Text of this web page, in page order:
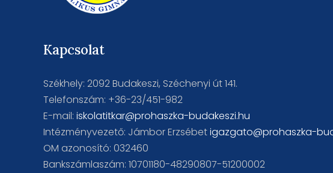
Kapcsolat
Székhely: 2092 Budakeszi, Széchenyi út 141.
Telefonszám: +36-23/451-982
E-mail: iskolatitkar@prohaszka-budakeszi.hu
Intézményvezető: Jámbor Erzsébetigazgato@prohaszka-
OM azonosító: 032460
Bankszámlaszám: 10701180-48290807-51200002